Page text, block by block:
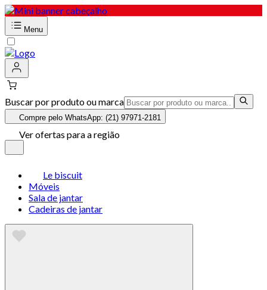
Menu
Buscar por produto ou marca
Compre pelo WhatsApp: (21) 97971-2181
Ver ofertas para a região
Le biscuit
Móveis
Sala de jantar
Cadeiras de jantar